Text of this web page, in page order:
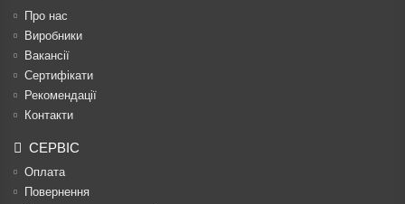
Про нас
Виробники
Вакансії
Сертифікати
Рекомендації
Контакти
СЕРВІС
Оплата
Повернення